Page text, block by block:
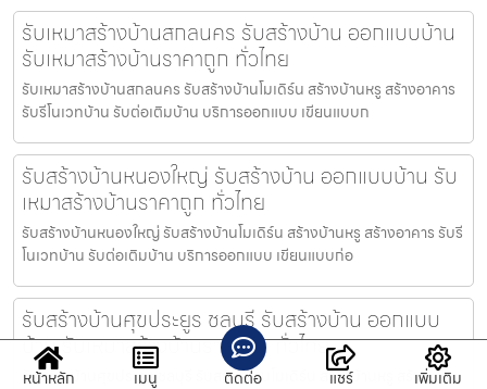
รับเหมาสร้างบ้านสกลนคร รับสร้างบ้าน ออกแบบบ้าน
รับเหมาสร้างบ้านราคาถูก ทั่วไทย
รับเหมาสร้างบ้านสกลนคร รับสร้างบ้านโมเดิร์น สร้างบ้านหรู สร้างอาคาร
รับรีโนเวทบ้าน รับต่อเติมบ้าน บริการออกแบบ เขียนแบบก
รับสร้างบ้านหนองใหญ่ รับสร้างบ้าน ออกแบบบ้าน รับ
เหมาสร้างบ้านราคาถูก ทั่วไทย
รับสร้างบ้านหนองใหญ่ รับสร้างบ้านโมเดิร์น สร้างบ้านหรู สร้างอาคาร รับรี
โนเวทบ้าน รับต่อเติมบ้าน บริการออกแบบ เขียนแบบก่อ
รับสร้างบ้านศุขประยูร ชลบุรี รับสร้างบ้าน ออกแบบ
บ้าน รับเหมาสร้างบ้านราคาถูก ทั่วไทย
รับสร้างบ้านศุขประยูร ชลบุรี รับสร้างบ้านโมเดิร์น สร้างบ้านหรู สร้าง
หน้าหลัก เมนู ติดต่อ แชร์ เพิ่มเติม